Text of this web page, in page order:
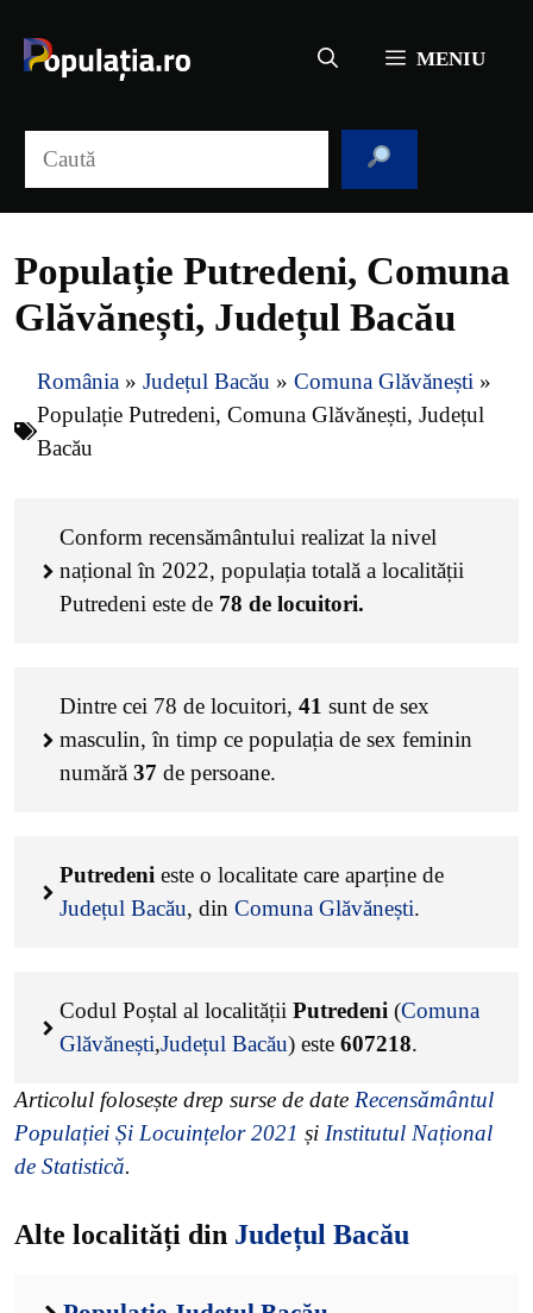
conținut
MENIU
Populație Putredeni, Comuna
Glăvănești, Județul Bacău
România » Județul Bacău » Comuna Glăvănești »
Populație Putredeni, Comuna Glăvănești, Județul
Bacău
Conform recensământului realizat la nivel
național în 2022, populația totală a localității
Putredeni este de 78 de locuitori.
Dintre cei 78 de locuitori, 41 sunt de sex
masculin, în timp ce populația de sex feminin
numără 37 de persoane.
Putredeni este o localitate care aparține de
Județul Bacău, din Comuna Glăvănești.
Codul Poștal al localității Putredeni (Comuna
Glăvănești,Județul Bacău) este 607218.
Articolul folosește drep surse de date Recensământul
Populației Și Locuințelor 2021 și Institutul Național
de Statistică.
Alte localități din Județul Bacău